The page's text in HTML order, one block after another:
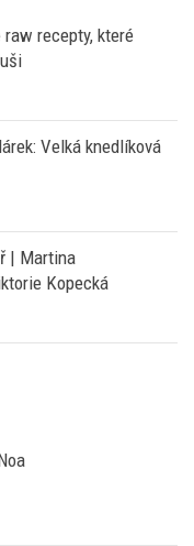
raw recepty, které
Velká knedlíková
| Martina
Kopecká